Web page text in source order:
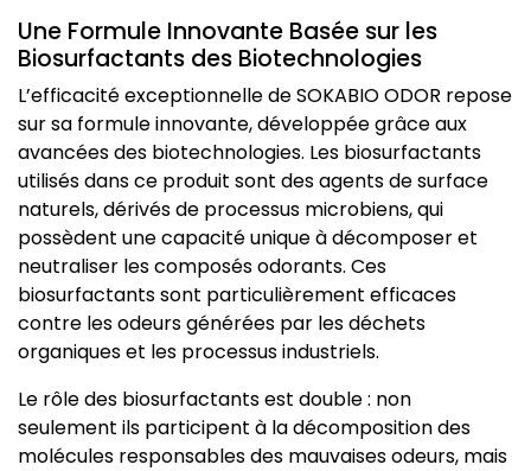
Une Formule Innovante Basée sur les
Biosurfactants des Biotechnologies
L’efficacité exceptionnelle de SOKABIO ODOR repose
sur sa formule innovante, développée grâce aux
avancées des biotechnologies. Les biosurfactants
utilisés dans ce produit sont des agents de surface
naturels, dérivés de processus microbiens, qui
possèdent une capacité unique à décomposer et
neutraliser les composés odorants. Ces
biosurfactants sont particulièrement efficaces
contre les odeurs générées par les déchets
organiques et les processus industriels.
Le rôle des biosurfactants est double : non
seulement ils participent à la décomposition des
molécules responsables des mauvaises odeurs, mais